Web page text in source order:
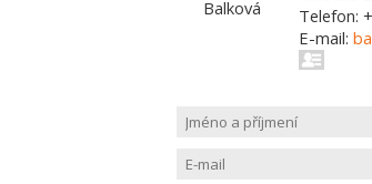
Telefon:
E-mail: